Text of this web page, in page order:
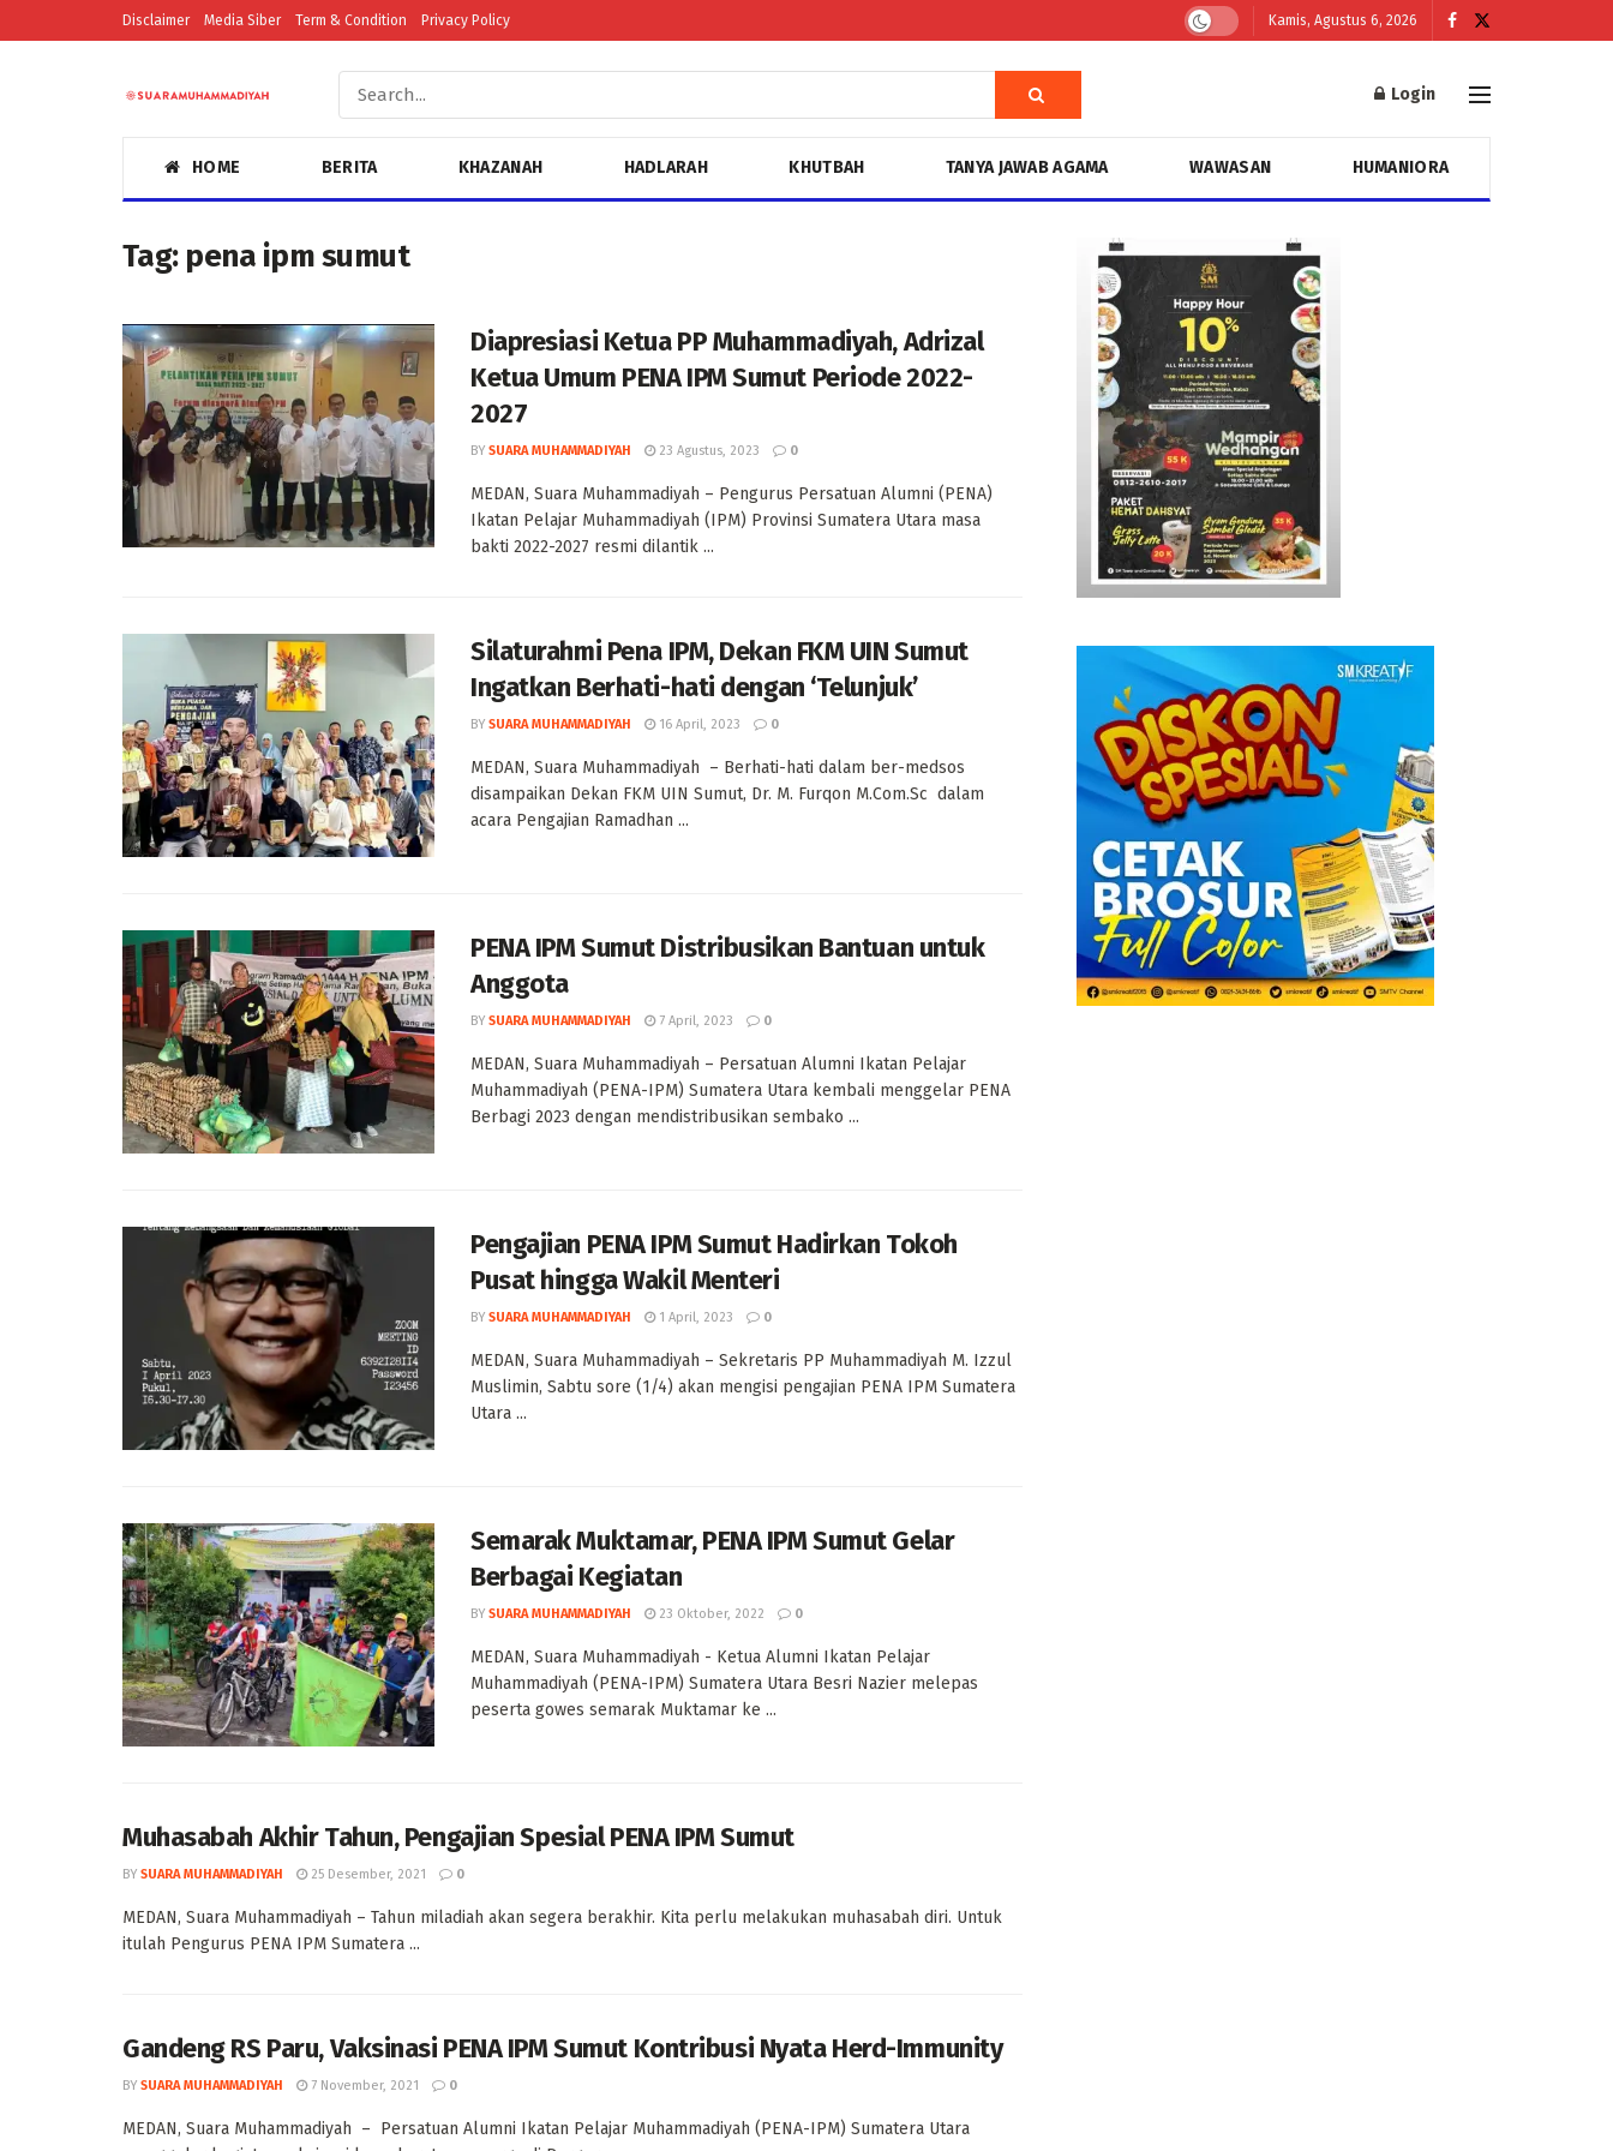
Disclaimer Media Siber Term & Condition Privacy Policy Kamis, Agustus 6, 2026
Login
HOME BERITA KHAZANAH HADLARAH KHUTBAH TANYA JAWAB AGAMA WAWASAN HUMANIORA
Tag: pena ipm sumut
Diapresiasi Ketua PP Muhammadiyah, Adrizal
Ketua Umum PENA IPM Sumut Periode 2022-
2027
BY SUARA MUHAMMADIYAH 23 Agustus, 2023 0
MEDAN, Suara Muhammadiyah – Pengurus Persatuan Alumni (PENA)
Ikatan Pelajar Muhammadiyah (IPM) Provinsi Sumatera Utara masa
bakti 2022-2027 resmi dilantik ...
Silaturahmi Pena IPM, Dekan FKM UIN Sumut
Ingatkan Berhati-hati dengan ‘Telunjuk’
BY SUARA MUHAMMADIYAH 16 April, 2023 0
MEDAN, Suara Muhammadiyah – Berhati-hati dalam ber-medsos
disampaikan Dekan FKM UIN Sumut, Dr. M. Furqon M.Com.Sc dalam
acara Pengajian Ramadhan ...
PENA IPM Sumut Distribusikan Bantuan untuk
Anggota
BY SUARA MUHAMMADIYAH 7 April, 2023 0
MEDAN, Suara Muhammadiyah – Persatuan Alumni Ikatan Pelajar
Muhammadiyah (PENA-IPM) Sumatera Utara kembali menggelar PENA
Berbagi 2023 dengan mendistribusikan sembako ...
Pengajian PENA IPM Sumut Hadirkan Tokoh
Pusat hingga Wakil Menteri
BY SUARA MUHAMMADIYAH 1 April, 2023 0
MEDAN, Suara Muhammadiyah – Sekretaris PP Muhammadiyah M. Izzul
Muslimin, Sabtu sore (1/4) akan mengisi pengajian PENA IPM Sumatera
Utara ...
Semarak Muktamar, PENA IPM Sumut Gelar
Berbagai Kegiatan
BY SUARA MUHAMMADIYAH 23 Oktober, 2022 0
MEDAN, Suara Muhammadiyah - Ketua Alumni Ikatan Pelajar
Muhammadiyah (PENA-IPM) Sumatera Utara Besri Nazier melepas
peserta gowes semarak Muktamar ke ...
Muhasabah Akhir Tahun, Pengajian Spesial PENA IPM Sumut
BY SUARA MUHAMMADIYAH 25 Desember, 2021 0
MEDAN, Suara Muhammadiyah – Tahun miladiah akan segera berakhir. Kita perlu melakukan muhasabah diri. Untuk
itulah Pengurus PENA IPM Sumatera ...
Gandeng RS Paru, Vaksinasi PENA IPM Sumut Kontribusi Nyata Herd-Immunity
BY SUARA MUHAMMADIYAH 7 November, 2021 0
MEDAN, Suara Muhammadiyah – Persatuan Alumni Ikatan Pelajar Muhammadiyah (PENA-IPM) Sumatera Utara